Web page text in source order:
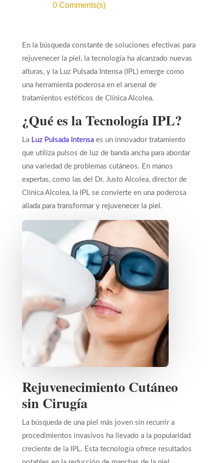
0 Comments(s)
En la búsqueda constante de soluciones efectivas para
rejuvenecer la piel, la tecnología ha alcanzado nuevas
alturas, y la Luz Pulsada Intensa (IPL) emerge como
una herramienta poderosa en el arsenal de
tratamientos estéticos de Clínica Alcolea.
¿Qué es la Tecnología IPL?
La Luz Pulsada Intensaes un innovador tratamiento
que utiliza pulsos de luz de banda ancha para abordar
una variedad de problemas cutáneos. En manos
expertas, como las del Dr. Justo Alcolea, director de
Clínica Alcolea, la IPL se convierte en una poderosa
aliada para transformar y rejuvenecer la piel.
Rejuvenecimiento Cutáneo
sin Cirugía
La búsqueda de una piel más joven sin recurrir a
procedimientos invasivos ha llevado a la popularidad
creciente de la IPL. Esta tecnología ofrece resultados